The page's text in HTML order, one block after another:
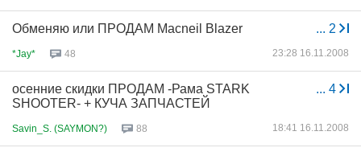
... 2
Обменяю или ПРОДАМ Macneil Blazer
*Jay* 48 23:28 16.11.2008
... 4
осенние скидки ПРОДАМ -Рама STARK
SHOOTER- + КУЧА ЗАПЧАСТЕЙ
Savin_S. (SAYMON?) 88 18:41 16.11.2008